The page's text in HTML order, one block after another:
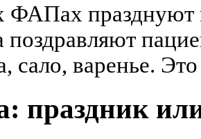
ФАПах празднуют
сало, варенье. Это
праздник